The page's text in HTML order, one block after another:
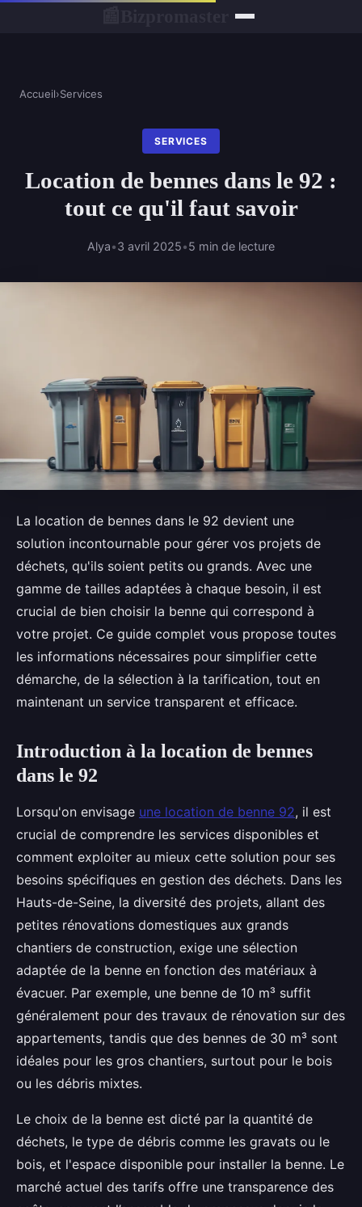
Accueil›Services
SERVICES
Location de bennes dans le 92 :
tout ce qu'il faut savoir
Alya•3 avril 2025•5 min de lecture
La location de bennes dans le 92 devient une
solution incontournable pour gérer vos projets de
déchets, qu'ils soient petits ou grands. Avec une
gamme de tailles adaptées à chaque besoin, il est
crucial de bien choisir la benne qui correspond à
votre projet. Ce guide complet vous propose toutes
les informations nécessaires pour simplifier cette
démarche, de la sélection à la tarification, tout en
maintenant un service transparent et efficace.
Introduction à la location de bennes
dans le 92
Lorsqu'on envisage une location de benne 92, il est
crucial de comprendre les services disponibles et
comment exploiter au mieux cette solution pour ses
besoins spécifiques en gestion des déchets. Dans les
Hauts-de-Seine, la diversité des projets, allant des
petites rénovations domestiques aux grands
chantiers de construction, exige une sélection
adaptée de la benne en fonction des matériaux à
évacuer. Par exemple, une benne de 10 m³ suffit
généralement pour des travaux de rénovation sur des
appartements, tandis que des bennes de 30 m³ sont
idéales pour les gros chantiers, surtout pour le bois
ou les débris mixtes.
Le choix de la benne est dicté par la quantité de
déchets, le type de débris comme les gravats ou le
bois, et l'espace disponible pour installer la benne. Le
marché actuel des tarifs offre une transparence des